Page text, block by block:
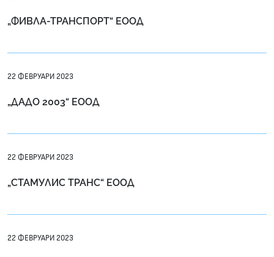
„ФИВЛА-ТРАНСПОРТ“ ЕООД
22 ФЕВРУАРИ 2023
„ДАДО 2003“ ЕООД
22 ФЕВРУАРИ 2023
„СТАМУЛИС ТРАНС“ ЕООД
22 ФЕВРУАРИ 2023